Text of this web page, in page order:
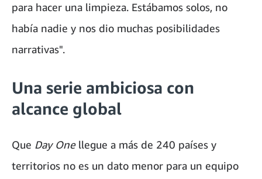
para hacer una limpieza. Estábamos solos, no
había nadie y nos dio muchas posibilidades
narrativas".
Una serie ambiciosa con
alcance global
Que Day Onellegue a más de 240 países y
territorios no es un dato menor para un equipo